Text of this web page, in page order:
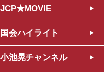
JCP★MOVIE
国会ハイライト
小池晃チャンネル